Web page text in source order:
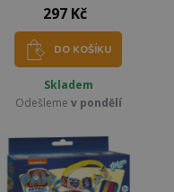
297 Kč
DO KOŠÍKU
Skladem
Odešleme v pondělí